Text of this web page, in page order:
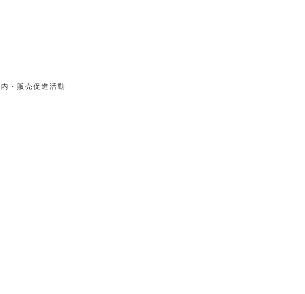
・販売促進活動